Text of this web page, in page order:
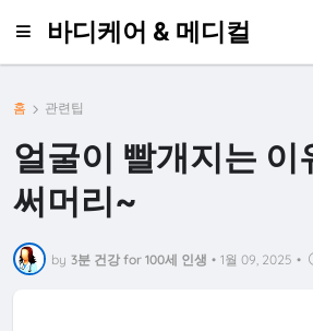
바디케어 & 메디컬
홈 관련팁
얼굴이 빨개지는 이
써머리~
by 3분 건강 for 100세 인생 • 1월 09, 2025 •